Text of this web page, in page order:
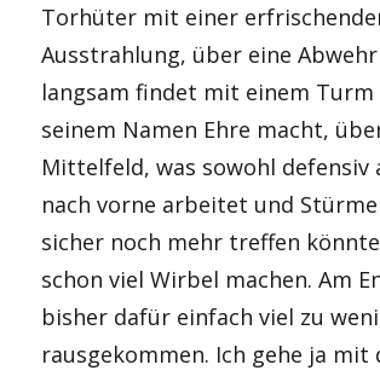
Torhüter mit einer
Ausstrahlung, über eine
langsam findet mit einem
seinem Namen Ehre macht,
Mittelfeld, was sowohl defensiv
nach vorne arbeitet und
sicher noch mehr treffen
schon viel Wirbel machen. Am
bisher dafür einfach viel zu
rausgekommen. Ich gehe ja mit